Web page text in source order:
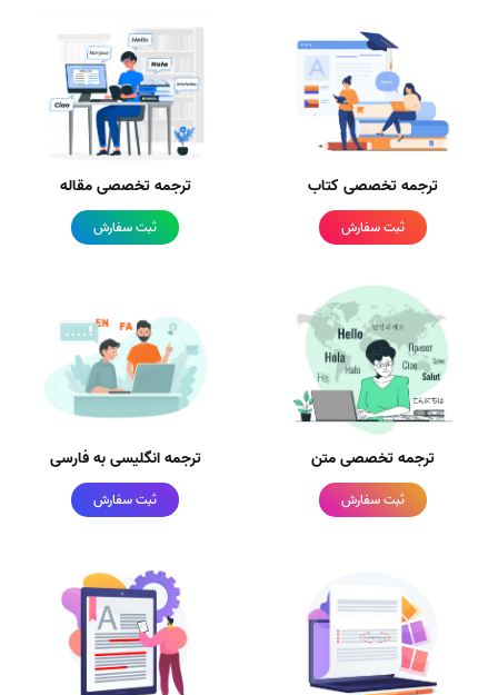
ترجمه تخصصی کتاب
ثبت سفارش
ترجمه تخصصی مقاله
ثبت سفارش
ترجمه تخصصی متن
ثبت سفارش
ترجمه انگلیسی به فارسی
ثبت سفارش